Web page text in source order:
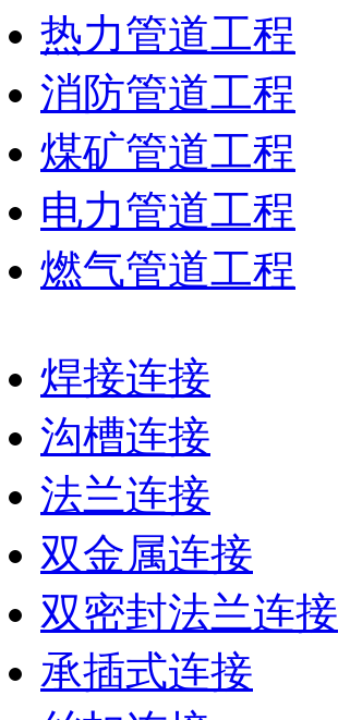
热力管道工程
消防管道工程
煤矿管道工程
电力管道工程
燃气管道工程
焊接连接
沟槽连接
法兰连接
双金属连接
双密封法兰连接
承插式连接